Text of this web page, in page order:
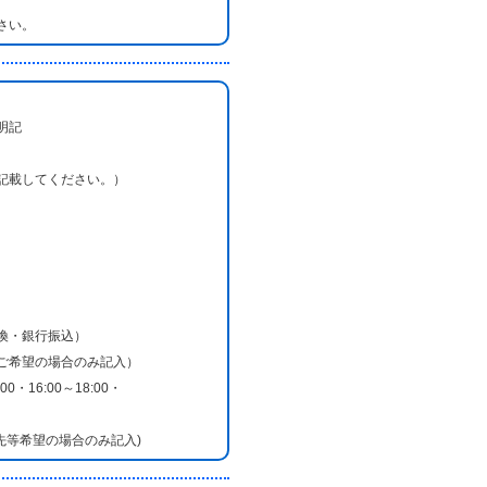
い。
記
してください。）
銀行振込）
望の場合のみ記入）
・16:00～18:00・
等希望の場合のみ記入)